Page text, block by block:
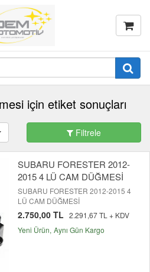
için etiket sonuçları
Filtrele
SUBARU FORESTER 2012-
2015 4 LÜ CAM DÜĞMESİ
SUBARU FORESTER 2012-2015 4
LÜ CAM DÜĞMESİ
2.750,00 TL 2.291,67 TL + KDV
Yeni Ürün Aynı Gün Kargo